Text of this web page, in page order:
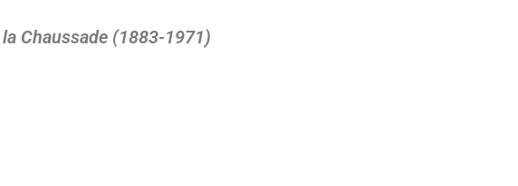
Chaussade (1883-1971)